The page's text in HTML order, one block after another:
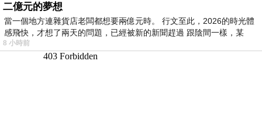
二億元的夢想
當一個地方連雜貨店老闆都想要兩億元時。 行文至此，2026的時光體
感飛快，才想了兩天的問題，已經被新的新聞趕過 跟陰間一樣，某
8 小時前